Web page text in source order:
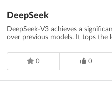
DeepSeek
DeepSeek-V3 achieves a
over previous models. It tops the
0 0